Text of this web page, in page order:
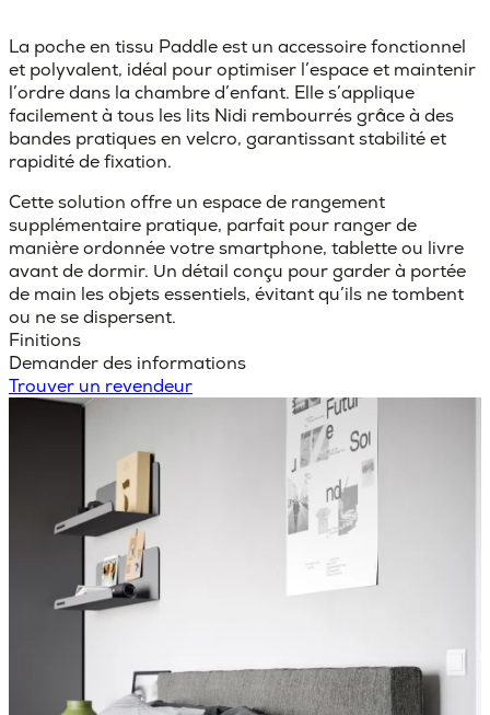
La poche en tissu Paddle est un accessoire fonctionnel
et polyvalent, idéal pour optimiser l’espace et maintenir
l’ordre dans la chambre d’enfant. Elle s’applique
facilement à tous les lits Nidi rembourrés grâce à des
bandes pratiques en velcro, garantissant stabilité et
rapidité de fixation.
Cette solution offre un espace de rangement
supplémentaire pratique, parfait pour ranger de
manière ordonnée votre smartphone, tablette ou livre
avant de dormir. Un détail conçu pour garder à portée
de main les objets essentiels, évitant qu’ils ne tombent
ou ne se dispersent.
Finitions
Demander des informations
Trouver un revendeur